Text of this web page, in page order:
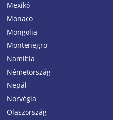
Mexikó
Monaco
Mongólia
Montenegro
Namíbia
Németország
Nepál
Norvégia
Olaszország